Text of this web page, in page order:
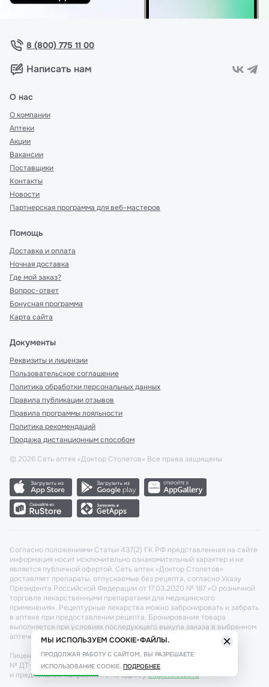
8 (800) 775 11 00
Написать нам
О нас
О компании
Аптеки
Акции
Вакансии
Поставщики
Контакты
Новости
Партнерская программа для веб-мастеров
Помощь
Доставка и оплата
Ночная доставка
Где мой заказ?
Вопрос-ответ
Бонусная программа
Карта сайта
Документы
Реквизиты и лицензии
Пользовательское соглашение
Политика обработки персональных данных
Правила публикации отзывов
Правила программы лояльности
Политика рекомендаций
Продажа дистанционным способом
© 2026 Сеть аптек «Доктор Столетов» Все права защищены
Согласно положениями Статьи 437(2) ГК РФ представленная на сайте
информация носит исключительно ознакомительный характер и не
является публичной офертой. Сеть аптек «Доктор Столетов»
доставляет препараты, отпускаемые без рецепта, согласно Указу
Президента Российской Федерации от 17.03.2020 № 187 «О розничной
торговле лекарственными препаратами для медицинского
применения». Рецептурные лекарства можно забронировать и забрать
в аптеке при предоставлении рецепта. Бронирование товара
выполняется при условиях последующего выкупа заказа в выбранном
аптечном пункте.
Лицензия №: ЛО-77-02-011340 от 22 декабря 2020г. Разрешение
№ ДТ-77-000421 от 25.10.2021 г. Вопросы по заказам, претензии
и предложения направляйте по адресу:cx@stoletov.ru
МЫ ИСПОЛЬЗУЕМ COOKIE-ФАЙЛЫ.
ПРОДОЛЖАЯ РАБОТУ С САЙТОМ, ВЫ РАЗРЕШАЕТЕ
ИСПОЛЬЗОВАНИЕ COOKIE. ПОДРОБНЕЕ